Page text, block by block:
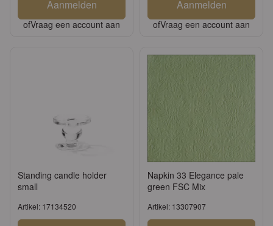
Aanmelden
ofVraag een account aan
Aanmelden
ofVraag een account aan
Standing candle holder
small
Artikel: 17134520
Napkin 33 Elegance pale
green FSC Mix
Artikel: 13307907